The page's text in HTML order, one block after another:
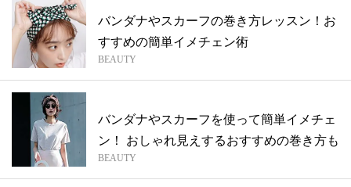
バンダナやスカーフの巻き方レッスン！お
すすめの簡単イメチェン術
BEAUTY
バンダナやスカーフを使って簡単イメチェ
ン！ おしゃれ見えするおすすめの巻き方も
BEAUTY